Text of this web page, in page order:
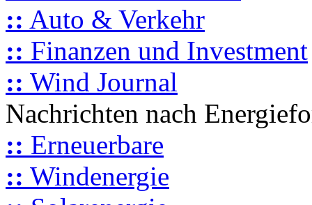
:: Auto & Verkehr
:: Finanzen und Investment
:: Wind Journal
Nachrichten nach
:: Erneuerbare
:: Windenergie